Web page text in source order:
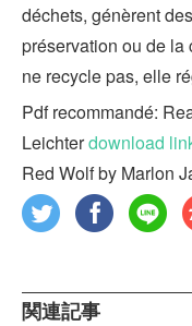
déchets, génèrent
préservation ou de
ne recycle pas, elle
Pdf recommandé:
Leichterdownload
Red Wolf by Marlon
関連記事